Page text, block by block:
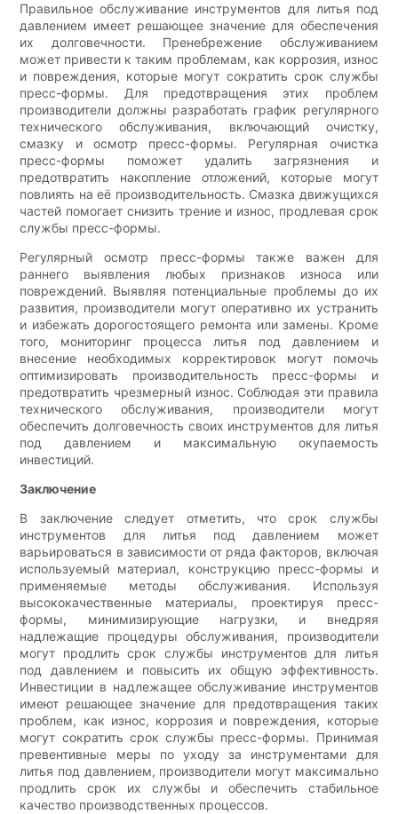
Правильное обслуживание инструментов для литья под
давлением имеет решающее значение для обеспечения
их долговечности. Пренебрежение обслуживанием
может привести к таким проблемам, как коррозия, износ
и повреждения, которые могут сократить срок службы
пресс-формы. Для предотвращения этих проблем
производители должны разработать график регулярного
технического обслуживания, включающий очистку,
смазку и осмотр пресс-формы. Регулярная очистка
пресс-формы поможет удалить загрязнения и
предотвратить накопление отложений, которые могут
повлиять на её производительность. Смазка движущихся
частей помогает снизить трение и износ, продлевая срок
службы пресс-формы.
Регулярный осмотр пресс-формы также важен для
раннего выявления любых признаков износа или
повреждений. Выявляя потенциальные проблемы до их
развития, производители могут оперативно их устранить
и избежать дорогостоящего ремонта или замены. Кроме
того, мониторинг процесса литья под давлением и
внесение необходимых корректировок могут помочь
оптимизировать производительность пресс-формы и
предотвратить чрезмерный износ. Соблюдая эти правила
технического обслуживания, производители могут
обеспечить долговечность своих инструментов для литья
под давлением и максимальную окупаемость
инвестиций.
Заключение
В заключение следует отметить, что срок службы
инструментов для литья под давлением может
варьироваться в зависимости от ряда факторов, включая
используемый материал, конструкцию пресс-формы и
применяемые методы обслуживания. Используя
высококачественные материалы, проектируя пресс-
формы, минимизирующие нагрузки, и внедряя
надлежащие процедуры обслуживания, производители
могут продлить срок службы инструментов для литья
под давлением и повысить их общую эффективность.
Инвестиции в надлежащее обслуживание инструментов
имеют решающее значение для предотвращения таких
проблем, как износ, коррозия и повреждения, которые
могут сократить срок службы пресс-формы. Принимая
превентивные меры по уходу за инструментами для
литья под давлением, производители могут максимально
продлить срок их службы и обеспечить стабильное
качество производственных процессов.